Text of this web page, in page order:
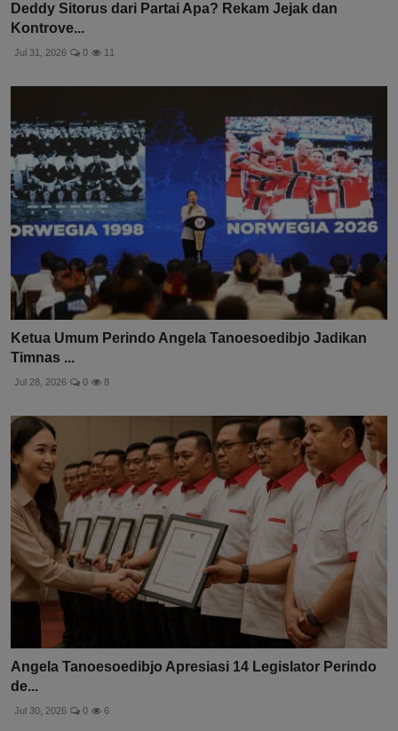
Deddy Sitorus dari Partai Apa? Rekam Jejak dan
Kontrove...
Jul 31, 2026 0 11
Ketua Umum Perindo Angela Tanoesoedibjo Jadikan
Timnas ...
Jul 28, 2026 0 8
Angela Tanoesoedibjo Apresiasi 14 Legislator Perindo
de...
Jul 30, 2026 0 6